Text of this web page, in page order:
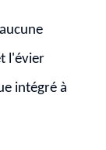
l'évier
intégré à